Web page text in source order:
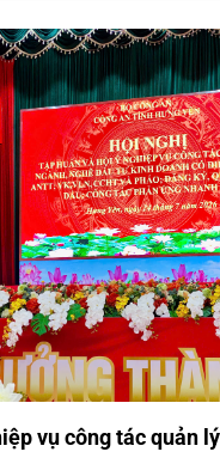
vụ công tác quản